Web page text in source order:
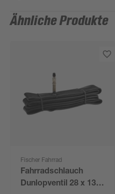
Ähnliche Produkte
Fischer Fahrrad
Fahrradschlauch
Dunlopventil 28 x 13/8